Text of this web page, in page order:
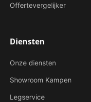
Offertevergelijker
Diensten
Onze diensten
Showroom Kampen
Legservice